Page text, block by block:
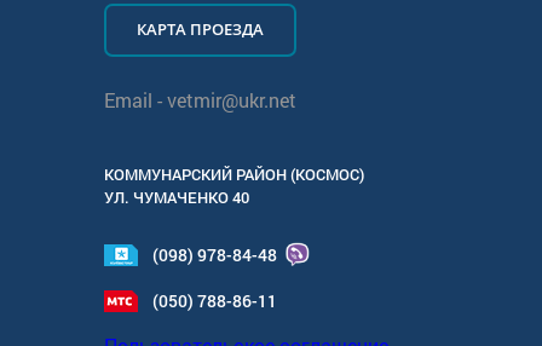
КАРТА ПРОЕЗДА
Email -vetmir@ukr.net
КОММУНАРСКИЙ РАЙОН (КОСМОС)
УЛ. ЧУМАЧЕНКО 40
(098) 978-84-48
(050) 788-86-11